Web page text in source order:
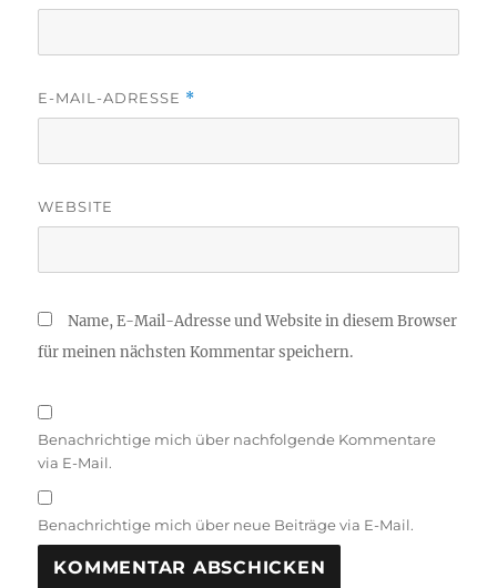
E-MAIL-ADRESSE *
WEBSITE
Name, E-Mail-Adresse und Website in diesem Browser
für meinen nächsten Kommentar speichern.
Benachrichtige mich über nachfolgende Kommentare
via E-Mail.
Benachrichtige mich über neue Beiträge via E-Mail.